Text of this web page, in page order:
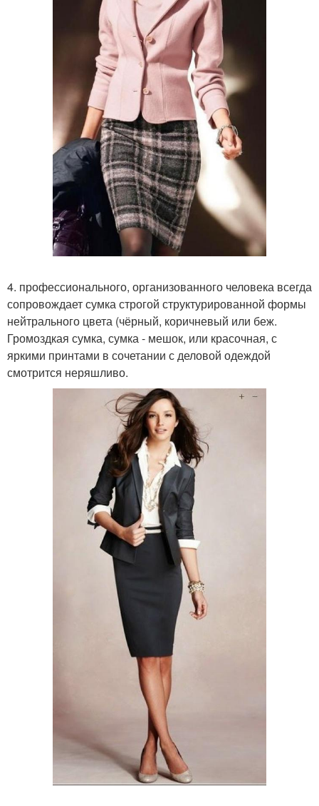
4. профессионального, организованного человека всегда
сопровождает сумка строгой структурированной формы
нейтрального цвета (чёрный, коричневый или беж.
Громоздкая сумка, сумка - мешок, или красочная, с
яркими принтами в сочетании с деловой одеждой
смотрится неряшливо.